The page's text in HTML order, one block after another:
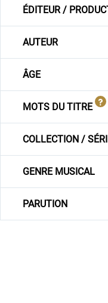
ÉDITEUR /
AUTEUR
ÂGE
MOTS DU TITRE
COLLECTION /
GENRE MUSICAL
PARUTION